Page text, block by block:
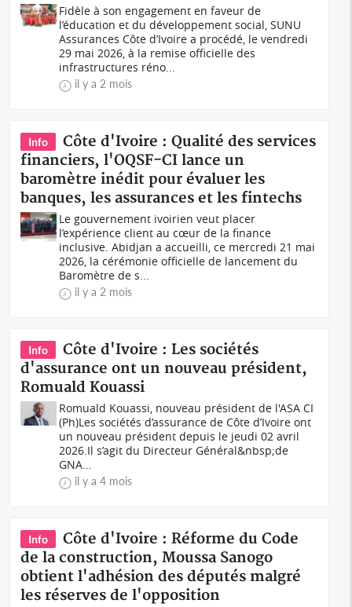
Fidèle à son engagement en faveur de
l’éducation et du développement social, SUNU
Assurances Côte d’Ivoire a procédé, le vendredi
29 mai 2026, à la remise officielle des
infrastructures réno...
il y a 2 mois
Info
Côte d'Ivoire : Qualité des services
financiers, l'OQSF-CI lance un
baromètre inédit pour évaluer les
banques, les assurances et les fintechs
Le gouvernement ivoirien veut placer
l’expérience client au cœur de la finance
inclusive. Abidjan a accueilli, ce mercredi 21 mai
2026, la cérémonie officielle de lancement du
Baromètre de s...
il y a 2 mois
Info
Côte d'Ivoire : Les sociétés
d'assurance ont un nouveau président,
Romuald Kouassi
Romuald Kouassi, nouveau président de l'ASA CI
(Ph)Les sociétés d’assurance de Côte d’Ivoire ont
un nouveau président depuis le jeudi 02 avril
2026.Il s’agit du Directeur Général&nbsp;de
GNA...
il y a 4 mois
Info
Côte d'Ivoire : Réforme du Code
de la construction, Moussa Sanogo
obtient l'adhésion des députés malgré
les réserves de l'opposition